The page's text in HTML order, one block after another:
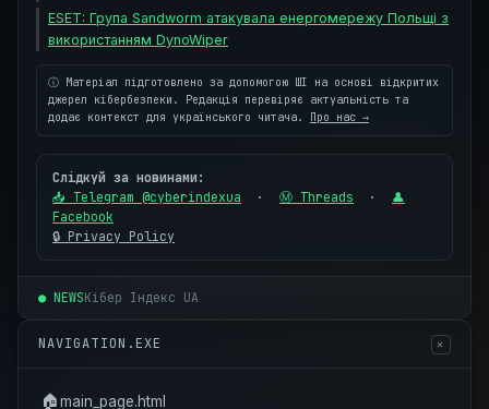
ESET: Група Sandworm атакувала енергомережу Польщі з
використанням DynoWiper
ⓘ Матеріал підготовлено за допомогою ШІ на основі відкритих
джерел кібербезпеки. Редакція перевіряє актуальність та
додає контекст для українського читача. Про нас →
Слідкуй за новинами:
📥 Telegram @cyberindexua · Ⓜ Threads · 👤
Facebook
🔒 Privacy Policy
● NEWSКібер Індекс UA
NAVIGATION.EXE ✕
🏠main_page.html